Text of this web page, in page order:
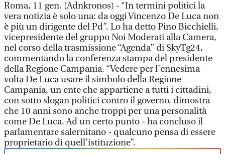
Roma, 11 gen. (Adnkronos) - “In termini politici la
vera notizia è solo una: da oggi Vincenzo De Luca non
è più un dirigente del Pd”. Lo ha detto Pino Bicchielli,
vicepresidente del gruppo Noi Moderati alla Camera,
nel corso della trasmissione “Agenda” di SkyTg24,
commentando la conferenza stampa del presidente
della Regione Campania. “Vedere per l’ennesima
volta De Luca usare il simbolo della Regione
Campania, un ente che appartiene a tutti i cittadini,
con sotto slogan politici contro il governo, dimostra
che 10 anni sono anche troppi per una personalità
come De Luca. Ad un certo punto - ha concluso il
parlamentare salernitano - qualcuno pensa di essere
proprietario di quell’istituzione”.